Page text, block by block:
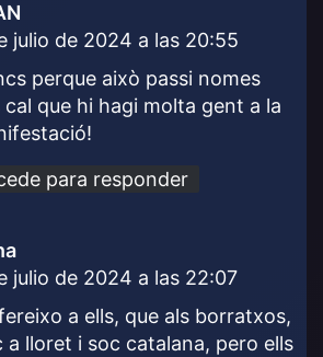
i
e
julio de 2024 a las 20:55
perque això passi nomes
cal que hi hagi molta gent a la
para responder
i
e
julio de 2024 a las 22:07
a ells, que als borratxos,
a lloret i soc catalana, pero ells